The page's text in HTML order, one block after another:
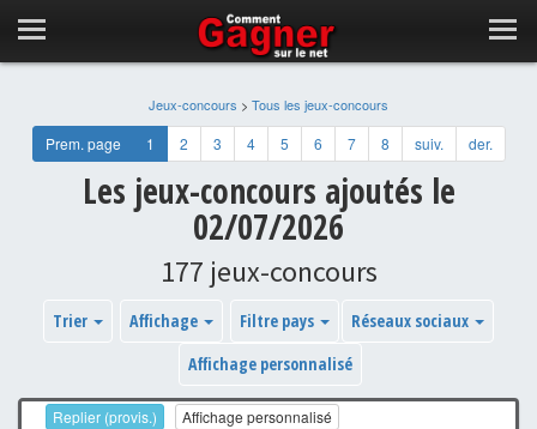
Jeux-concours > Tous les jeux-concours
Prem. page 1 2 3 4 5 6 7 8 suiv. der.
Les jeux-concours ajoutés le
02/07/2026
177 jeux-concours
Trier Affichage Filtre pays
Réseaux sociaux
Affichage personnalisé
Replier (provis.) Affichage personnalisé